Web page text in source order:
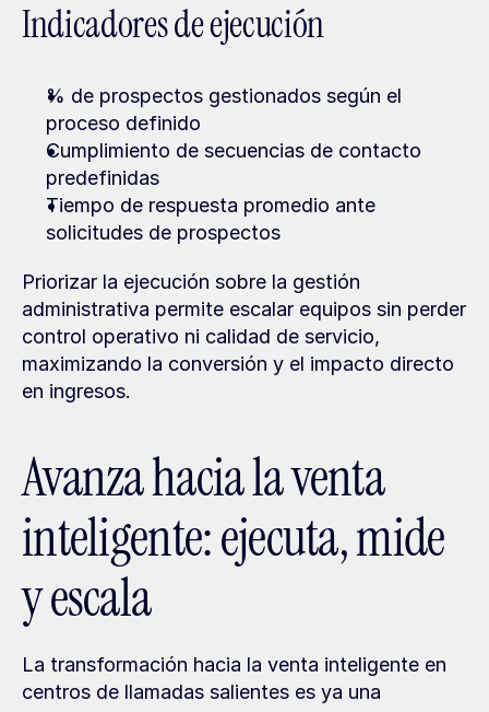
Indicadores de ejecución
% de prospectos gestionados según el
proceso definido
Cumplimiento de secuencias de contacto
predefinidas
Tiempo de respuesta promedio ante
solicitudes de prospectos
Priorizar la ejecución sobre la gestión
administrativa permite escalar equipos sin perder
control operativo ni calidad de servicio,
maximizando la conversión y el impacto directo
en ingresos.
Avanza hacia la venta
inteligente: ejecuta, mide
y escala
La transformación hacia la venta inteligente en
centros de llamadas salientes es ya una